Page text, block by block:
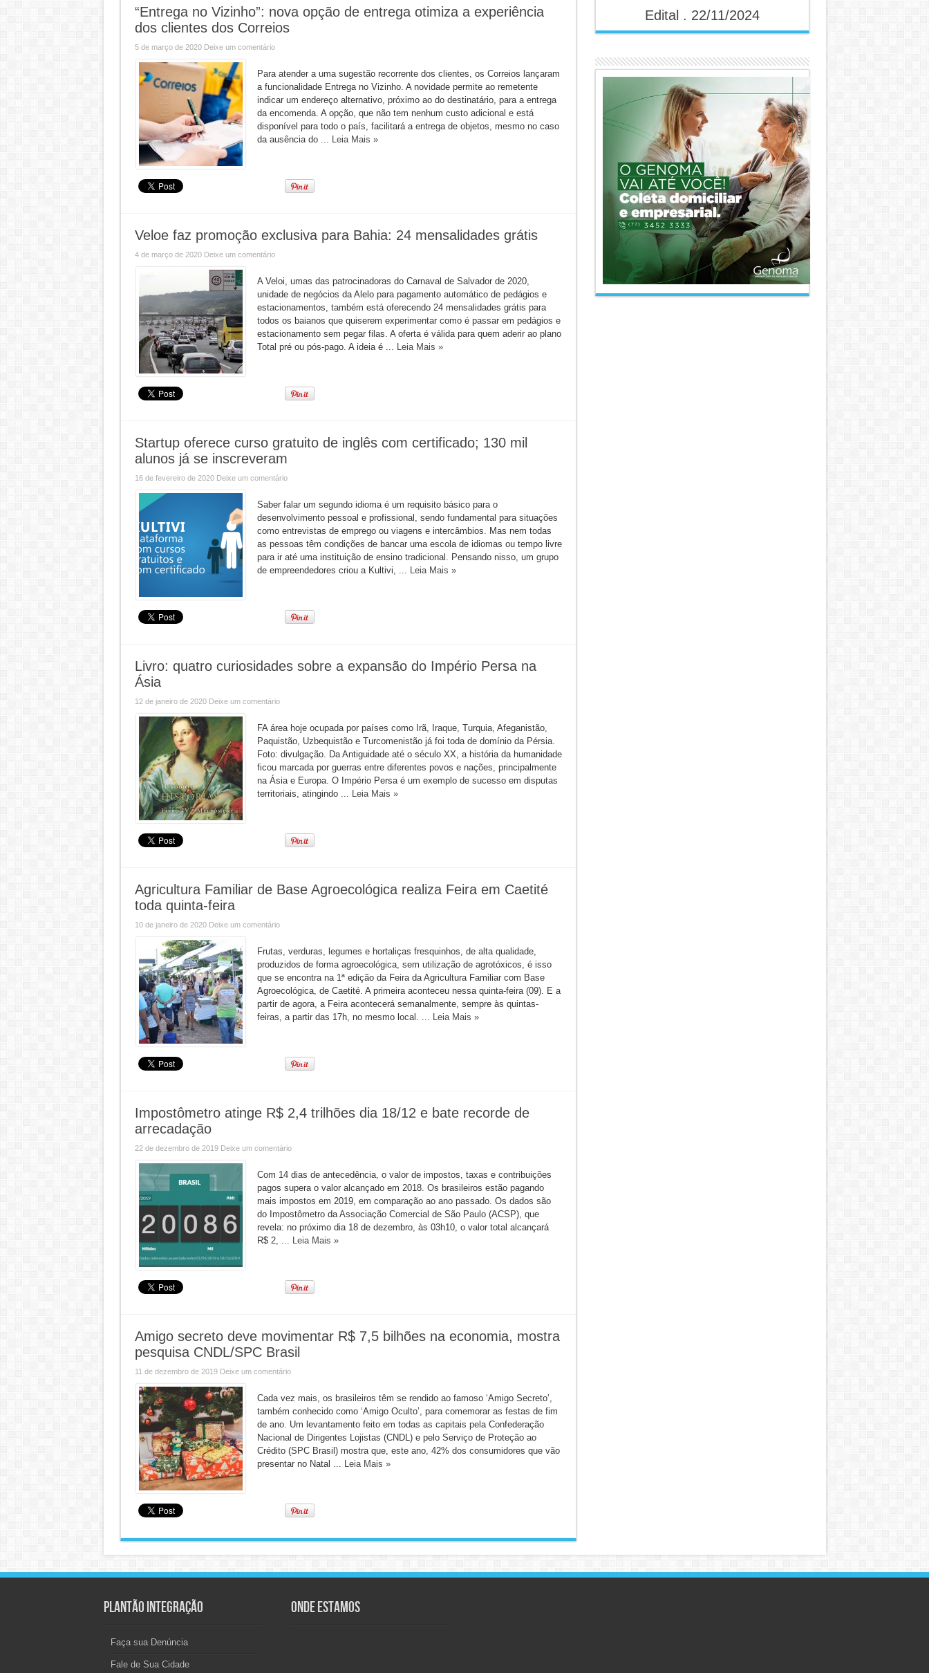
“Entrega no Vizinho”: nova opção de entrega otimiza a experiência
dos clientes dos Correios
5 de março de 2020 Deixe um comentário
Para atender a uma sugestão recorrente dos clientes, os Correios lançaram
a funcionalidade Entrega no Vizinho. A novidade permite ao remetente
indicar um endereço alternativo, próximo ao do destinatário, para a entrega
da encomenda. A opção, que não tem nenhum custo adicional e está
disponível para todo o país, facilitará a entrega de objetos, mesmo no caso
da ausência do ... Leia Mais »
Veloe faz promoção exclusiva para Bahia: 24 mensalidades grátis
4 de março de 2020 Deixe um comentário
A Veloi, umas das patrocinadoras do Carnaval de Salvador de 2020,
unidade de negócios da Alelo para pagamento automático de pedágios e
estacionamentos, também está oferecendo 24 mensalidades grátis para
todos os baianos que quiserem experimentar como é passar em pedágios e
estacionamento sem pegar filas. A oferta é válida para quem aderir ao plano
Total pré ou pós-pago. A ideia é ... Leia Mais »
Startup oferece curso gratuito de inglês com certificado; 130 mil
alunos já se inscreveram
16 de fevereiro de 2020 Deixe um comentário
Saber falar um segundo idioma é um requisito básico para o
desenvolvimento pessoal e profissional, sendo fundamental para situações
como entrevistas de emprego ou viagens e intercâmbios. Mas nem todas
as pessoas têm condições de bancar uma escola de idiomas ou tempo livre
para ir até uma instituição de ensino tradicional. Pensando nisso, um grupo
de empreendedores criou a Kultivi, ... Leia Mais »
Livro: quatro curiosidades sobre a expansão do Império Persa na
Ásia
12 de janeiro de 2020 Deixe um comentário
FA área hoje ocupada por países como Irã, Iraque, Turquia, Afeganistão,
Paquistão, Uzbequistão e Turcomenistão já foi toda de domínio da Pérsia.
Foto: divulgação. Da Antiguidade até o século XX, a história da humanidade
ficou marcada por guerras entre diferentes povos e nações, principalmente
na Ásia e Europa. O Império Persa é um exemplo de sucesso em disputas
territoriais, atingindo ... Leia Mais »
Agricultura Familiar de Base Agroecológica realiza Feira em Caetité
toda quinta-feira
10 de janeiro de 2020 Deixe um comentário
Frutas, verduras, legumes e hortaliças fresquinhos, de alta qualidade,
produzidos de forma agroecológica, sem utilização de agrotóxicos, é isso
que se encontra na 1ª edição da Feira da Agricultura Familiar com Base
Agroecológica, de Caetité. A primeira aconteceu nessa quinta-feira (09). E a
partir de agora, a Feira acontecerá semanalmente, sempre às quintas-
feiras, a partir das 17h, no mesmo local. ... Leia Mais »
Impostômetro atinge R$ 2,4 trilhões dia 18/12 e bate recorde de
arrecadação
22 de dezembro de 2019 Deixe um comentário
Com 14 dias de antecedência, o valor de impostos, taxas e contribuições
pagos supera o valor alcançado em 2018. Os brasileiros estão pagando
mais impostos em 2019, em comparação ao ano passado. Os dados são
do Impostômetro da Associação Comercial de São Paulo (ACSP), que
revela: no próximo dia 18 de dezembro, às 03h10, o valor total alcançará
R$ 2, ... Leia Mais »
Amigo secreto deve movimentar R$ 7,5 bilhões na economia, mostra
pesquisa CNDL/SPC Brasil
11 de dezembro de 2019 Deixe um comentário
Cada vez mais, os brasileiros têm se rendido ao famoso ‘Amigo Secreto’,
também conhecido como ‘Amigo Oculto’, para comemorar as festas de fim
de ano. Um levantamento feito em todas as capitais pela Confederação
Nacional de Dirigentes Lojistas (CNDL) e pelo Serviço de Proteção ao
Crédito (SPC Brasil) mostra que, este ano, 42% dos consumidores que vão
presentar no Natal ... Leia Mais »
Edital . 22/11/2024
Plantão Integração
Faça sua Denúncia
Fale de Sua Cidade
Onde Estamos